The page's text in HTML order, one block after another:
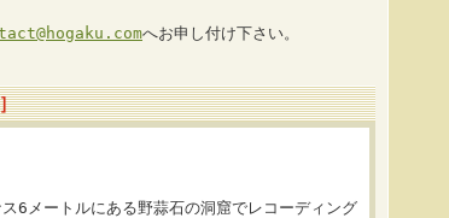
へお申し付け下さい。
6メートルにある野蒜石の洞窟でレコーディング